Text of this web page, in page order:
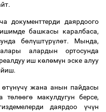
.
документтерди
даярдоого
башкасы каралбаса,
бөлүштүрүлөт. Мында,
алардын
ортосунда
реалдуу иш көлөмүн эске алуу
.
өтүнүчү жана анын пайдасы
төлөөгө макулдугун берсе,
даярдоо үчүн